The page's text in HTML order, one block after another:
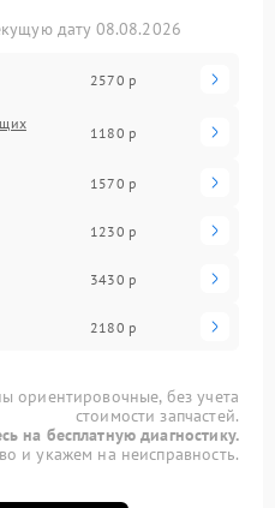
дату 08.08.2026
2570 р
1180 р
1570 р
1230 р
3430 р
2180 р
ориентировочные, без учета
стоимости запчастей.
на бесплатную диагностику.
и укажем на неисправность.